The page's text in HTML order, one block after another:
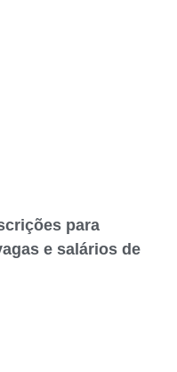
para
e salários de